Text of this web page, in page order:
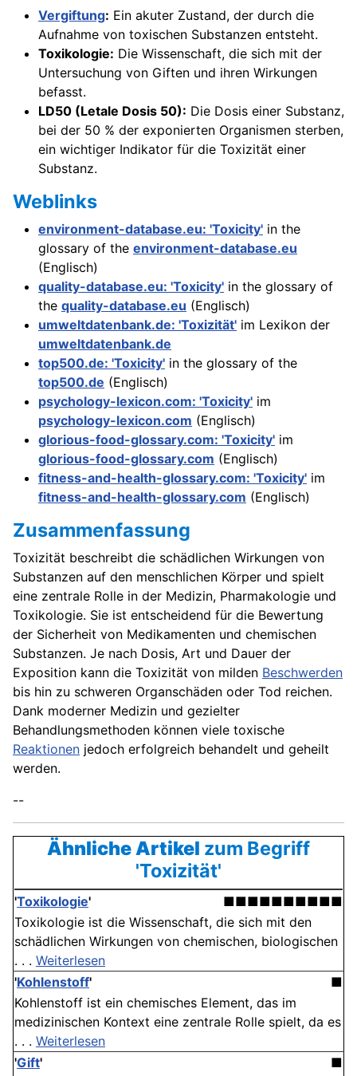
Vergiftung: Ein akuter Zustand, der durch die
Aufnahme von toxischen Substanzen entsteht.
Toxikologie: Die Wissenschaft, die sich mit der
Untersuchung von Giften und ihren Wirkungen
befasst.
LD50 (Letale Dosis 50): Die Dosis einer Substanz,
bei der 50 % der exponierten Organismen sterben,
ein wichtiger Indikator für die Toxizität einer
Substanz.
Weblinks
environment-database.eu: 'Toxicity' in the
glossary of the environment-database.eu
(Englisch)
quality-database.eu: 'Toxicity' in the glossary of
the quality-database.eu (Englisch)
umweltdatenbank.de: 'Toxizität' im Lexikon der
umweltdatenbank.de
top500.de: 'Toxicity' in the glossary of the
top500.de (Englisch)
psychology-lexicon.com: 'Toxicity' im
psychology-lexicon.com (Englisch)
glorious-food-glossary.com: 'Toxicity' im
glorious-food-glossary.com (Englisch)
fitness-and-health-glossary.com: 'Toxicity' im
fitness-and-health-glossary.com (Englisch)
Zusammenfassung
Toxizität beschreibt die schädlichen Wirkungen von
Substanzen auf den menschlichen Körper und spielt
eine zentrale Rolle in der Medizin, Pharmakologie und
Toxikologie. Sie ist entscheidend für die Bewertung
der Sicherheit von Medikamenten und chemischen
Substanzen. Je nach Dosis, Art und Dauer der
Exposition kann die Toxizität von milden Beschwerden
bis hin zu schweren Organschäden oder Tod reichen.
Dank moderner Medizin und gezielter
Behandlungsmethoden können viele toxische
Reaktionen jedoch erfolgreich behandelt und geheilt
werden.
--
Ähnliche Artikel zum Begriff
'Toxizität'
'Toxikologie'
■■■■■■■■■■
Toxikologie ist die Wissenschaft, die sich mit den
schädlichen Wirkungen von chemischen, biologischen
. . . Weiterlesen
'Kohlenstoff'
■
Kohlenstoff ist ein chemisches Element, das im
medizinischen Kontext eine zentrale Rolle spielt, da es
. . . Weiterlesen
'Gift'
■